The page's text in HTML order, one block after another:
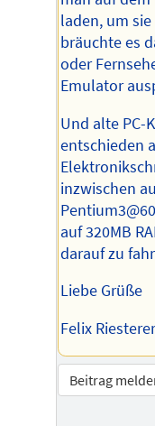
laden, um
bräuchte es
oder
Emulator
Und alte PC-
entschieden
inzwischen
auf 320MB
darauf zu
Liebe Grüße
Felix
Beitrag